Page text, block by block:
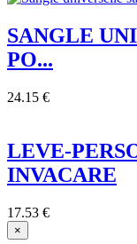
SANGLE
PO...
24.15 €
LEVE-
INVACARE
17.53 €
×